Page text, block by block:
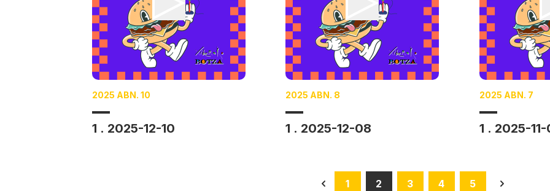
2025 ABN. 10
1 . 2025-12-10
2025 ABN. 8
1 . 2025-12-08
2025 ABN. 7
1 . 2025-
1 2 3 4 5